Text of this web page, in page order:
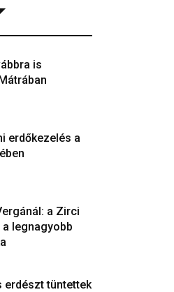
is
erdőkezelés a
a Zirci
legnagyobb
erdészt tüntettek